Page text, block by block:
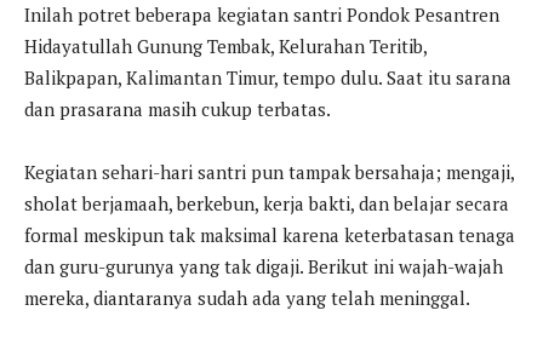
Inilah potret beberapa kegiatan santri Pondok Pesantren
Hidayatullah Gunung Tembak, Kelurahan Teritib,
Balikpapan, Kalimantan Timur, tempo dulu. Saat itu sarana
dan prasarana masih cukup terbatas.
Kegiatan sehari-hari santri pun tampak bersahaja; mengaji,
sholat berjamaah, berkebun, kerja bakti, dan belajar secara
formal meskipun tak maksimal karena keterbatasan tenaga
dan guru-gurunya yang tak digaji. Berikut ini wajah-wajah
mereka, diantaranya sudah ada yang telah meninggal.